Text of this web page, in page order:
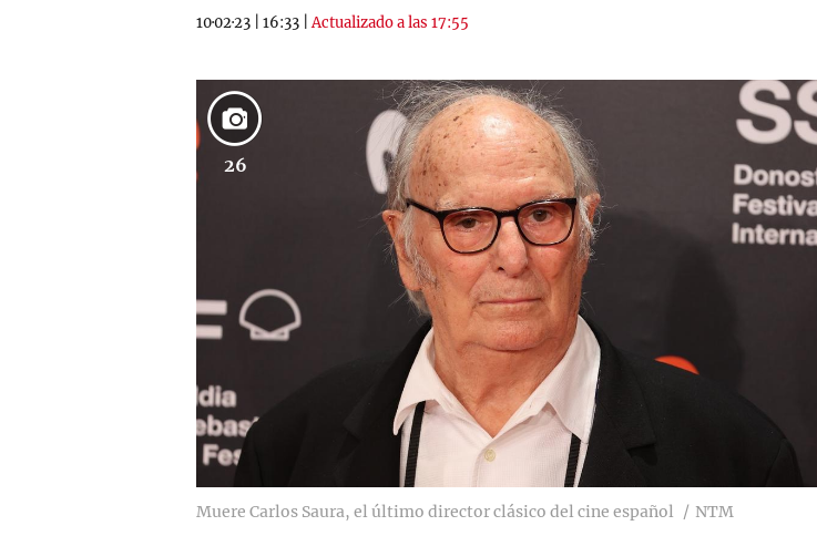
10·02·23 16:33 |Actualizado a las 17:55
26
Muere Carlos Saura, el último director clásico del cine español NTM